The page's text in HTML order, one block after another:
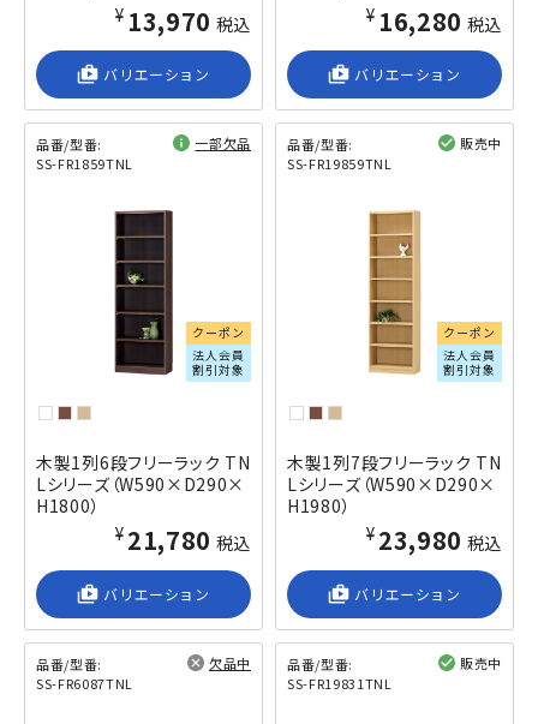
¥13,970 税込
shop_2 バリエーション
¥16,280 税込
shop_2 バリエーション
品番/型番:
SS-FR1859TNL
一部欠品
クーポン
法人会員
割引対象
木製1列6段フリーラック TN
Lシリーズ（W590×D290×
H1800）
¥21,780 税込
shop_2 バリエーション
品番/型番:
SS-FR19859TNL
販売中
クーポン
法人会員
割引対象
木製1列7段フリーラック TN
Lシリーズ（W590×D290×
H1980）
¥23,980 税込
shop_2 バリエーション
品番/型番:
SS-FR6087TNL
欠品中
品番/型番:
SS-FR19831TNL
販売中